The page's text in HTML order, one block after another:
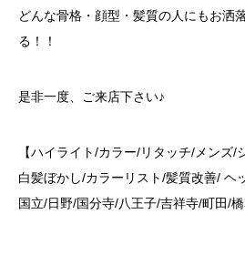
どんな骨格・顔型・髪質の人にもお洒
る！！
是非一度、ご来店下さい♪
【ハイライト/カラー/リタッチ/メンズ
白髪ぼかし/カラーリスト/髪質改善/ ヘ
国立/日野/国分寺/八王子/吉祥寺/町田/橋